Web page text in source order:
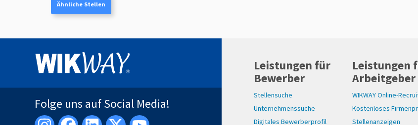
Ähnliche Stellen
Folge uns auf Social Media!
Leistungen für
Bewerber
Stellensuche
Unternehmenssuche
Digitales Bewerberprofil
Leistungen
Arbeitgeber
WIKWAY Online-
Kostenloses
Stellenanzeigen